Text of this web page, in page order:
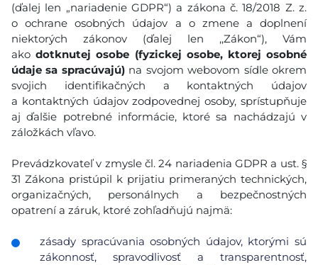
(ďalej len „nariadenie GDPR“) a zákona č. 18/2018 Z. z.
o ochrane osobných údajov a o zmene a doplnení
niektorých zákonov (ďalej len ,,Zákon“), Vám
akodotknutej osobe (fyzickej osobe, ktorej osobné
údaje sa spracúvajú)na svojom webovom sídle okrem
svojich identifikačných a kontaktných údajov
a kontaktných údajov zodpovednej osoby, sprístupňuje
aj ďalšie potrebné informácie, ktoré sa nachádzajú v
záložkách vľavo.
Prevádzkovateľ v zmysle čl. 24 nariadenia GDPR a ust. §
31 Zákona pristúpil k prijatiu primeraných technických,
organizačných, personálnych a bezpečnostných
opatrení a záruk, ktoré zohľadňujú najmä:
zásady spracúvania osobných údajov, ktorými sú
zákonnosť, spravodlivosť a transparentnosť,